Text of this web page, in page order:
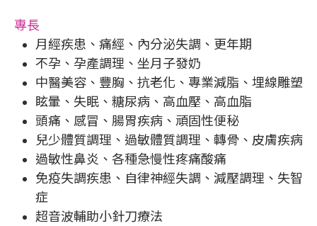
專長
月經疾患、痛經、內分泌失調、更年期
不孕、孕產調理、坐月子發奶
中醫美容、豐胸、抗老化、專業減脂、埋線雕塑
眩暈、失眠、糖尿病、高血壓、高血脂
頭痛、感冒、腸胃疾病、頑固性便秘
兒少體質調理、過敏體質調理、轉骨、皮膚疾病
過敏性鼻炎、各種急慢性疼痛酸痛
免疫失調疾患、自律神經失調、減壓調理、失智
症
超音波輔助小針刀療法